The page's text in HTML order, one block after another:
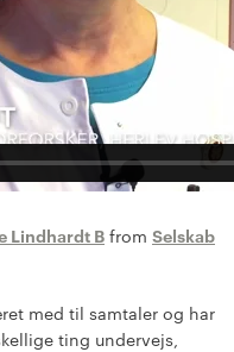
Lindhardt B from Selskab
med til samtaler og har
ting undervejs,